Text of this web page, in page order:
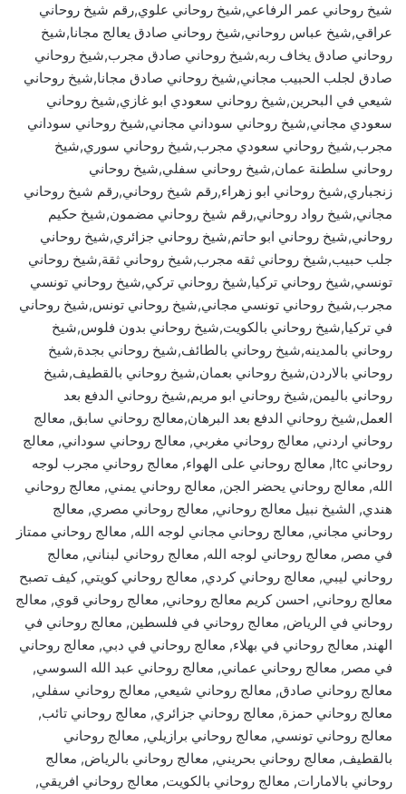
شيخ روحاني عمر الرفاعي,شيخ روحاني علوي,رقم شيخ روحاني
عراقي,شيخ عباس روحاني,شيخ روحاني صادق يعالج مجانا,شيخ
روحاني صادق يخاف ربه,شيخ روحاني صادق مجرب,شيخ روحاني
صادق لجلب الحبيب مجاني,شيخ روحاني صادق مجانا,شيخ روحاني
شيعي في البحرين,شيخ روحاني سعودي ابو غازي,شيخ روحاني
سعودي مجاني,شيخ روحاني سوداني مجاني,شيخ روحاني سوداني
مجرب,شيخ روحاني سعودي مجرب,شيخ روحاني سوري,شيخ
روحاني سلطنة عمان,شيخ روحاني سفلي,شيخ روحاني
زنجباري,شيخ روحاني ابو زهراء,رقم شيخ روحاني,رقم شيخ روحاني
مجاني,شيخ رواد روحاني,رقم شيخ روحاني مضمون,شيخ حكيم
روحاني,شيخ روحاني ابو حاتم,شيخ روحاني جزائري,شيخ روحاني
جلب حبيب,شيخ روحاني ثقه مجرب,شيخ روحاني ثقة,شيخ روحاني
تونسي,شيخ روحاني تركيا,شيخ روحاني تركي,شيخ روحاني تونسي
مجرب,شيخ روحاني تونسي مجاني,شيخ روحاني تونس,شيخ روحاني
في تركيا,شيخ روحاني بالكويت,شيخ روحاني بدون فلوس,شيخ
روحاني بالمدينه,شيخ روحاني بالطائف,شيخ روحاني بجدة,شيخ
روحاني بالاردن,شيخ روحاني بعمان,شيخ روحاني بالقطيف,شيخ
روحاني باليمن,شيخ روحاني ابو مريم,شيخ روحاني الدفع بعد
العمل,شيخ روحاني الدفع بعد البرهان,معالج روحاني سابق, معالج
روحاني اردني, معالج روحاني مغربي, معالج روحاني سوداني, معالج
روحاني ltc, معالج روحاني على الهواء, معالج روحاني مجرب لوجه
الله, معالج روحاني يحضر الجن, معالج روحاني يمني, معالج روحاني
هندي, الشيخ نبيل معالج روحاني, معالج روحاني مصري, معالج
روحاني مجاني, معالج روحاني مجاني لوجه الله, معالج روحاني ممتاز
في مصر, معالج روحاني لوجه الله, معالج روحاني لبناني, معالج
روحاني ليبي, معالج روحاني كردي, معالج روحاني كويتي, كيف تصبح
معالج روحاني, احسن كريم معالج روحاني, معالج روحاني قوي, معالج
روحاني في الرياض, معالج روحاني في فلسطين, معالج روحاني في
الهند, معالج روحاني في بهلاء, معالج روحاني في دبي, معالج روحاني
في مصر, معالج روحاني عماني, معالج روحاني عبد الله السوسي,
معالج روحاني صادق, معالج روحاني شيعي, معالج روحاني سفلي,
معالج روحاني حمزة, معالج روحاني جزائري, معالج روحاني تائب,
معالج روحاني تونسي, معالج روحاني برازيلي, معالج روحاني
بالقطيف, معالج روحاني بحريني, معالج روحاني بالرياض, معالج
روحاني بالامارات, معالج روحاني بالكويت, معالج روحاني افريقي,